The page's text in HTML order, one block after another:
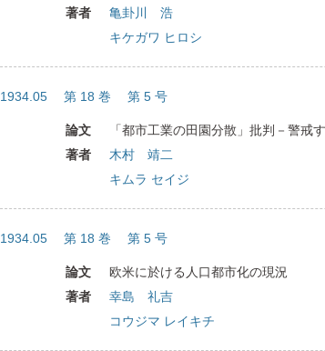
著者
亀卦川 浩
キケガワ ヒロシ
1934.05 第 18 巻 第 5 号
論文
「都市工業の田園分散」批判－警戒
著者
木村 靖二
キムラ セイジ
1934.05 第 18 巻 第 5 号
論文
欧米に於ける人口都市化の現況
著者
幸島 礼吉
コウジマ レイキチ